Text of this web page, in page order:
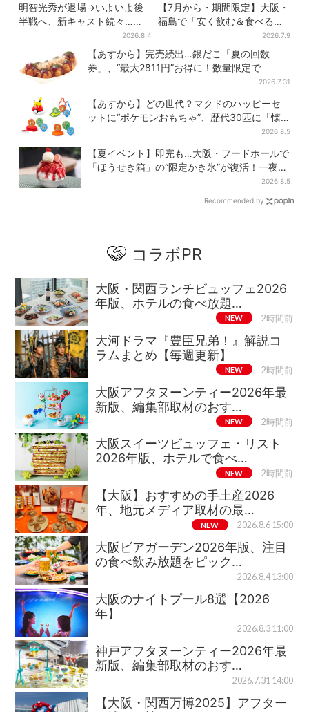
明智光秀が退場→いよいよ後
半戦へ、新キャスト続々…
「豊臣兄弟！」振り返り＆第
30回あらすじ
2026.8.4
【7月から・期間限定】大阪・
福島で「安く飲む＆食べる」
お得ワザ → 行列店のパン飲み
セット1100円など……人気店
から4選
2026.7.9
【あすから】完売続出…銀だこ「夏の回数
券」、“最大2811円”お得に！数量限定で
2026.7.31
【あすから】どの世代？マクドのハッピーセ
ットに“ポケモンおもちゃ”、歴代30匹に「懐
2026.8.5
【夏イベント】即完も…大阪・フードホールで
「ほうせき箱」の“限定かき氷”が復活！一夜限
2026.8.5
Recommended by
コラボPR
大阪・関西ランチビュッフェ2026
年版、ホテルの食べ放題…
NEW 2時間前
大河ドラマ『豊臣兄弟！』解説コ
ラムまとめ【毎週更新】
NEW 2時間前
大阪アフタヌーンティー2026年最
新版、編集部取材のおす…
NEW 2時間前
大阪スイーツビュッフェ・リスト
2026年版、ホテルで食べ…
NEW 2時間前
【大阪】おすすめの手土産2026
年、地元メディア取材の最…
NEW 2026.8.6 15:00
大阪ビアガーデン2026年版、注目
の食べ飲み放題をピック…
2026.8.4 13:00
大阪のナイトプール8選【2026
年】
2026.8.3 11:00
神戸アフタヌーンティー2026年最
新版、編集部取材のおす…
2026.7.31 14:00
【大阪・関西万博2025】アフター